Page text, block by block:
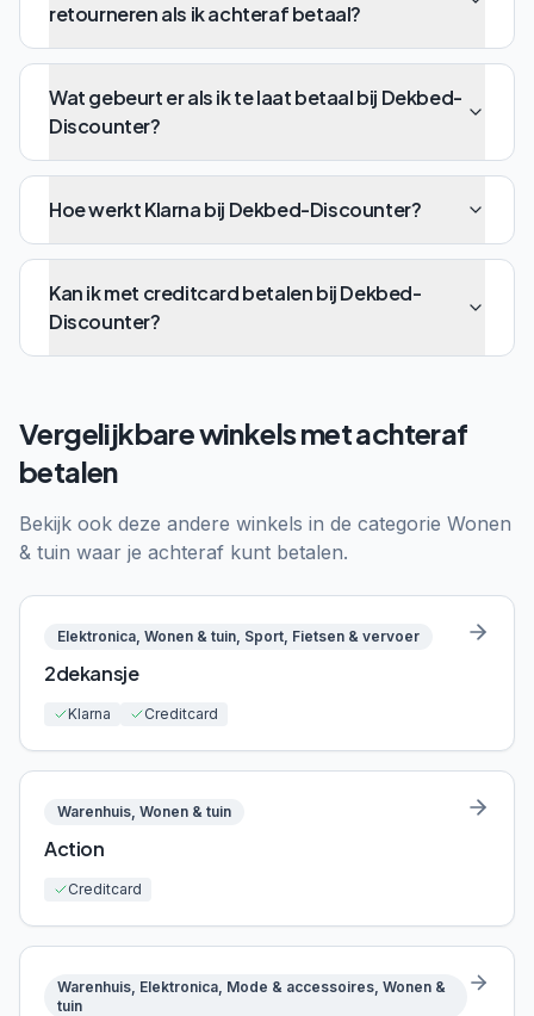
retourneren als ik achteraf betaal?
Wat gebeurt er als ik te laat betaal bij Dekbed-
Discounter?
Hoe werkt Klarna bij Dekbed-Discounter?
Kan ik met creditcard betalen bij Dekbed-
Discounter?
Vergelijkbare winkels met achteraf
betalen
Bekijk ook deze andere winkels in de categorie Wonen
& tuin waar je achteraf kunt betalen.
Elektronica, Wonen & tuin, Sport, Fietsen & vervoer
2dekansje
Klarna Creditcard
Warenhuis, Wonen & tuin
Action
Creditcard
Warenhuis, Elektronica, Mode & accessoires, Wonen &
tuin